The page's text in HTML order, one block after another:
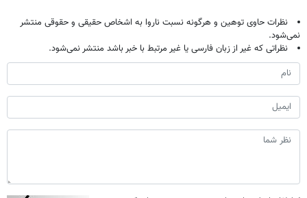
نظرات حاوی توهین و هرگونه نسبت ناروا به اشخاص حقیقی و حقوقی منتشر
نمی‌شود.
نظراتی که غیر از زبان فارسی یا غیر مرتبط با خبر باشد منتشر نمی‌شود.